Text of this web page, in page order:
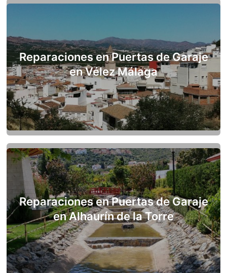
Reparaciones en Puertas de Garaje
en Vélez Málaga
Reparaciones en Puertas de Garaje
en Alhaurín de la Torre